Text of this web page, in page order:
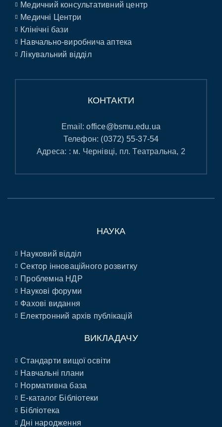
Медичний консультативний центр
Медичні Центри
Клінічні бази
Навчально-виробнича аптека
Лікувальний відділ
КОНТАКТИ
Email:office@bsmu.edu.ua
Телефон: (0372) 55-37-54
Адреса: : м. Чернівці, пл. Театральна, 2
НАУКА
Науковий відділ
Сектор інноваційного розвитку
Проблемна НДР
Наукові форуми
Фахові видання
Електронний архів публікацій
ВИКЛАДАЧУ
Стандарти вищої освіти
Навчальні плани
Нормативна база
E-каталог Бібліотеки
Бібліотека
Дні народження